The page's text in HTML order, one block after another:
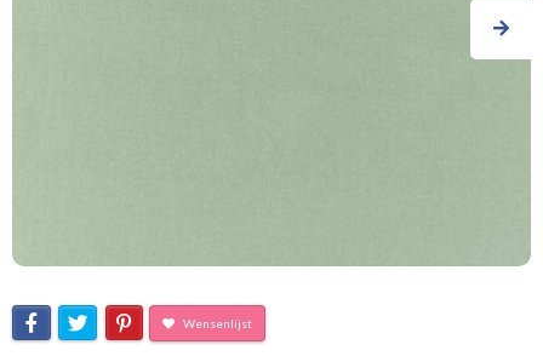
Wensenlijst